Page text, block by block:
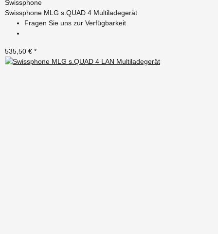
Swissphone
Swissphone MLG s.QUAD 4 Multiladegerät
Fragen Sie uns zur Verfügbarkeit
535,50 € *